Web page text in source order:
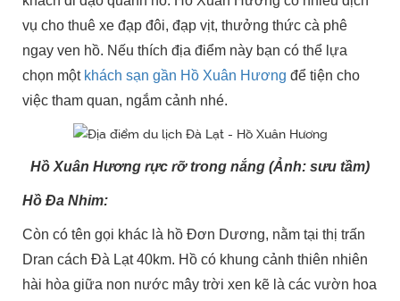
vụ cho thuê xe đạp đôi, đạp vịt, thưởng thức cà phê
ngay ven hồ. Nếu thích địa điểm này bạn có thể lựa
chọn một khách sạn gần Hồ Xuân Hương để tiện cho
việc tham quan, ngắm cảnh nhé.
Hồ Xuân Hương rực rỡ trong nắng (Ảnh: sưu tầm)
Hồ Đa Nhim:
Còn có tên gọi khác là hồ Đơn Dương, nằm tại thị trấn
Dran cách Đà Lạt 40km. Hồ có khung cảnh thiên nhiên
hài hòa giữa non nước mây trời xen kẽ là các vườn hoa